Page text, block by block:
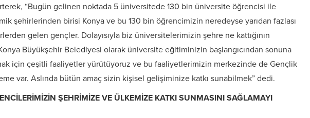
“Bugün gelinen noktada 5 üniversitede 130 bin üniversite öğrencisi ile
şehirlerinden birisi Konya ve bu 130 bin öğrencimizin neredeyse yarıdan fazlası
gelen gençler. Dolayısıyla biz üniversitelerimizin şehre ne kattığının
Büyükşehir Belediyesi olarak üniversite eğitiminizin başlangıcından sonuna
için çeşitli faaliyetler yürütüyoruz ve bu faaliyetlerimizin merkezinde de Gençlik
var. Aslında bütün amaç sizin kişisel gelişiminize katkı sunabilmek” dedi.
ŞEHRİMİZE VE ÜLKEMİZE KATKI SUNMASINI SAĞLAMAYI